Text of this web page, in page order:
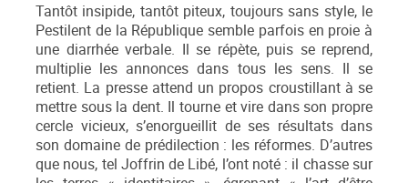
Tantôt insipide, tantôt piteux, toujours sans style, le
Pestilent de la République semble parfois en proie à
une diarrhée verbale. Il se répète, puis se reprend,
multiplie les annonces dans tous les sens. Il se
retient. La presse attend un propos croustillant à se
mettre sous la dent. Il tourne et vire dans son propre
cercle vicieux, s’enorgueillit de ses résultats dans
son domaine de prédilection : les réformes. D’autres
que nous, tel Joffrin de Libé, l’ont noté : il chasse sur